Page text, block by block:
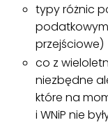
typy różnic
podatkowym
przejściowe)
co z
niezbędne
które na
i WNiP nie